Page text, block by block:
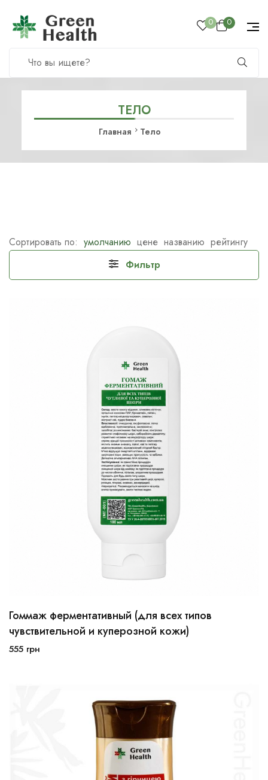
0 0
ТЕЛО
Главная Тело
Сортировать по: умолчанию цене названию рейтингу
Фильтр
Гоммаж ферментативный (для всех типов
чувствительной и куперозной кожи)
555 грн